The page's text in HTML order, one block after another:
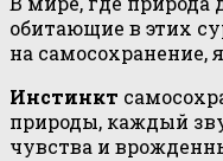
обитающие в этих
на самосохранение,
Инстинкт
природы, каждый
чувства и